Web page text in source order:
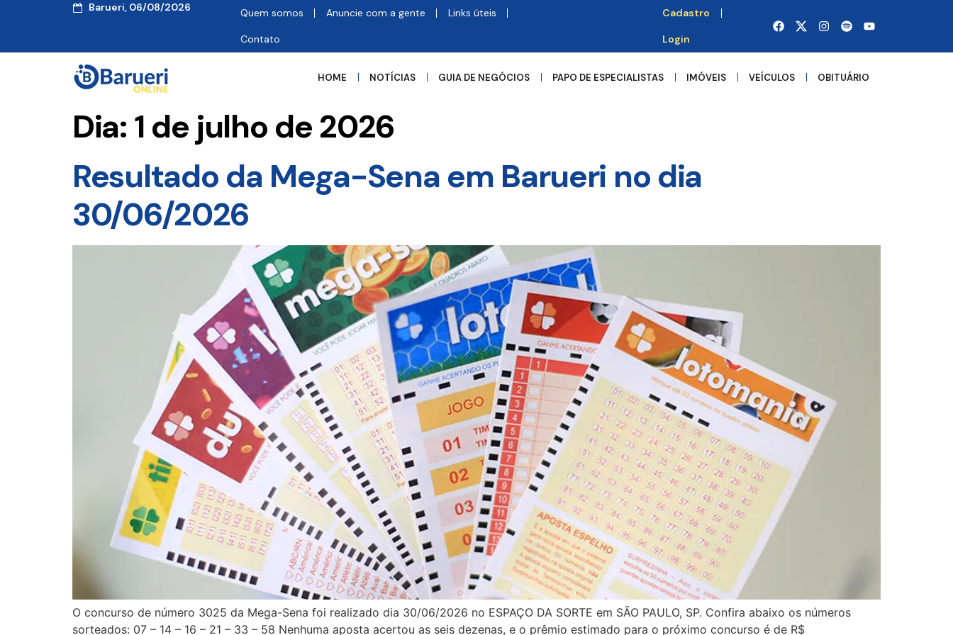
Barueri, 06/08/2026 Quem somos Anuncie com a gente Links úteis
Contato
Cadastro
Login
HOME NOTÍCIAS GUIA DE NEGÓCIOS PAPO DE ESPECIALISTAS IMÓVEIS VEÍCULOS OBITUÁRIO
Dia: 1 de julho de 2026
Resultado da Mega-Sena em Barueri no dia
30/06/2026
O concurso de número 3025 da Mega-Sena foi realizado dia 30/06/2026 no ESPAÇO DA SORTE em SÃO PAULO, SP. Confira abaixo os números
sorteados: 07 – 14 – 16 – 21 – 33 – 58 Nenhuma aposta acertou as seis dezenas, e o prêmio estimado para o próximo concurso é de R$